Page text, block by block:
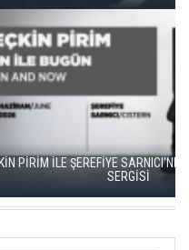
"DÜN İLE BUGÜN"